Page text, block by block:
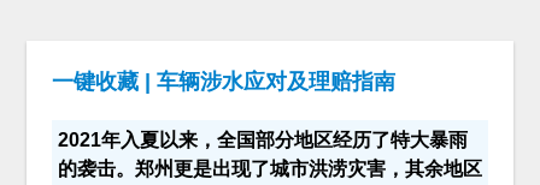
一键收藏 | 车辆涉水应对及理赔指南
2021年入夏以来，全国部分地区经历了特大暴雨
的袭击。郑州更是出现了城市洪涝灾害，其余地区